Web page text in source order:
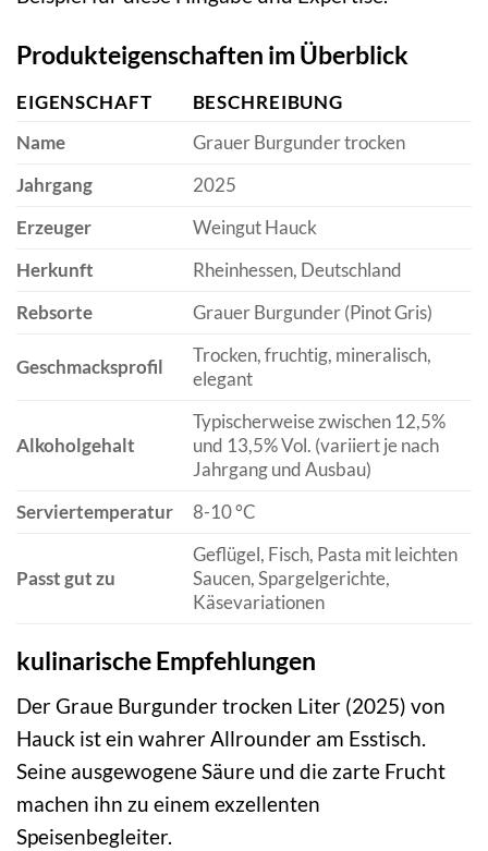
Produkteigenschaften im Überblick
EIGENSCHAFT
BESCHREIBUNG
Name
Grauer Burgunder trocken
Jahrgang
2025
Erzeuger
Weingut Hauck
Herkunft
Rheinhessen, Deutschland
Rebsorte
Grauer Burgunder (Pinot Gris)
Geschmacksprofil
Trocken, fruchtig, mineralisch,
elegant
Alkoholgehalt
Typischerweise zwischen 12,5%
und 13,5% Vol. (variiert je nach
Jahrgang und Ausbau)
Serviertemperatur
8-10 °C
Passt gut zu
Geflügel, Fisch, Pasta mit leichten
Saucen, Spargelgerichte,
Käsevariationen
kulinarische Empfehlungen
Der Graue Burgunder trocken Liter (2025) von
Hauck ist ein wahrer Allrounder am Esstisch.
Seine ausgewogene Säure und die zarte Frucht
machen ihn zu einem exzellenten
Speisenbegleiter.